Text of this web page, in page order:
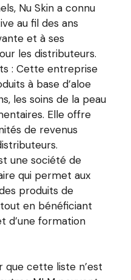
Nu Skin a connu
au fil des ans
et à ses
les distributeurs.
: Cette entreprise
à base d’aloe
les soins de la peau
Elle offre
de revenus
une société de
qui permet aux
produits de
en bénéficiant
d’une formation
cette liste n’est